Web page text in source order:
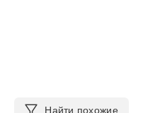
Найти похожие